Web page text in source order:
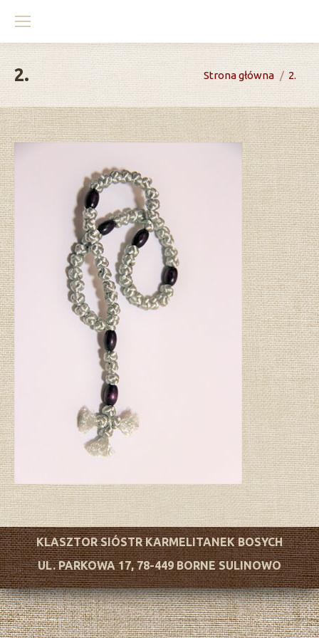
2. You are here:
Strona główna 2.
KLASZTOR SIÓSTR KARMELITANEK BOSYCH
UL. PARKOWA 17, 78-449 BORNE SULINOWO